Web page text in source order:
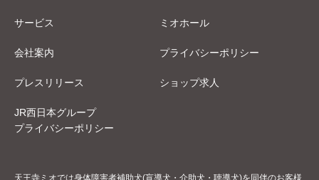
サービス ミオホール
会社案内 プライバシーポリシー
プレスリリース ショップ求人
JR西日本グループ
プライバシーポリシー